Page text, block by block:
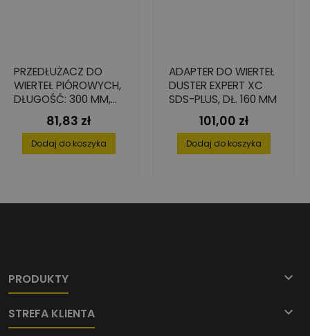
PRZEDŁUŻACZ DO
WIERTEŁ PIÓROWYCH,
DŁUGOŚĆ: 300 MM,
6-KĄT 1/4"
Cena
81,83 zł
Dodaj do koszyka
ADAPTER DO WIERTEŁ
DUSTER EXPERT XC
SDS-PLUS, DŁ. 160 MM
Cena
101,00 zł
Dodaj do koszyka
PRODUKTY 
STREFA KLIENTA 